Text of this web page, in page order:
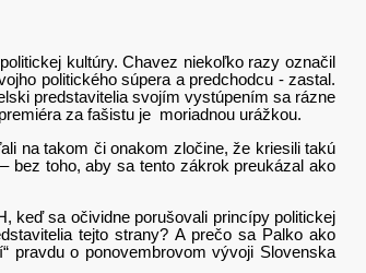
kultúry. Chavez niekoľko razy označil
politického súpera a predchodcu - zastal.
predstavitelia svojím vystúpením sa rázne
za fašistu je moriadnou urážkou.
takom či onakom zločine, že kriesili takú
bez toho, aby sa tento zákrok preukázal ako
sa očividne porušovali princípy politickej
tejto strany? A prečo sa Palko ako
pravdu o ponovembrovom vývoji Slovenska